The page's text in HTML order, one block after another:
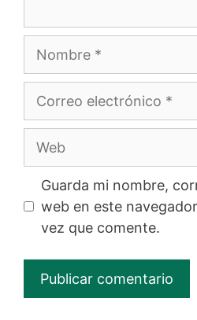
Correo
electrónico
Guarda mi nombre,
web en este
vez que comente.